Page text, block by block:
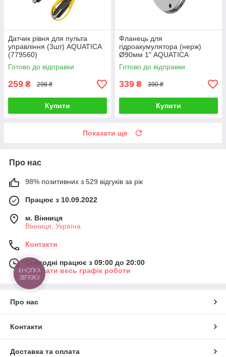
Датчик рівня для пульта
управління (3шт) AQUATICA
(779560)
Готово до відправки
259 ₴ 298 ₴
Купити
Фланець для
гідроакумулятора (нерж)
Ø90мм 1" AQUATICA
(779521)
Готово до відправки
339 ₴ 390 ₴
Купити
Показати ще
Про нас
98% позитивних з 529 відгуків за рік
Працює з 10.09.2022
м. Вінниця
Вінниця, Україна
Контакти
Сьогодні працює з 09:00 до 20:00
Показати весь графік роботи
Про нас
Контакти
Доставка та оплата
КНОПКА
ЗВ'ЯЗКУ